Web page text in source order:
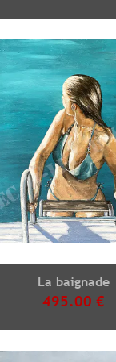
La baignade
495.00 €